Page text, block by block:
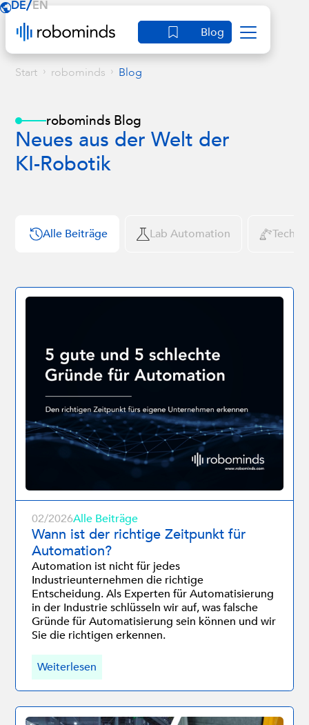
Blog
DE/ EN
Start › robominds › Blog
robominds Blog
Neues aus der Welt der
KI-Robotik
Alle Beiträge Lab Automation Tech
02/2026Alle Beiträge
Wann ist der richtige Zeitpunkt für
Automation?
Automation ist nicht für jedes
Industrieunternehmen die richtige
Entscheidung. Als Experten für Automatisierung
in der Industrie schlüsseln wir auf, was falsche
Gründe für Automatisierung sein können und wir
Sie die richtigen erkennen.
Weiterlesen